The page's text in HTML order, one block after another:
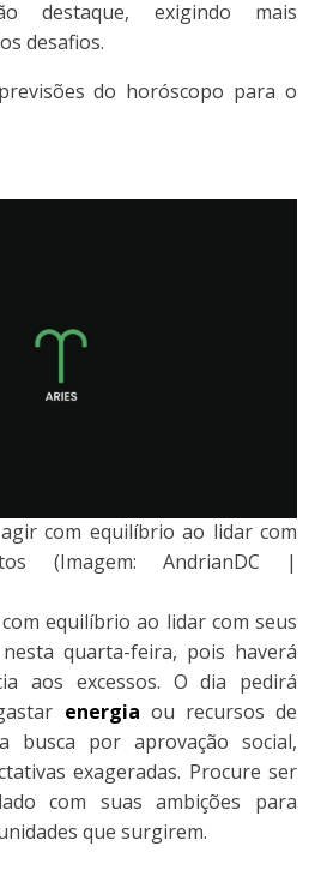
destaque, exigindo mais
desafios.
do horóscopo para o
com equilíbrio ao lidar com
(Imagem: AndrianDC |
equilíbrio ao lidar com seus
quarta-feira, pois haverá
aos excessos. O dia pedirá
energia ou recursos de
busca por aprovação social,
exageradas. Procure ser
com suas ambições para
que surgirem.